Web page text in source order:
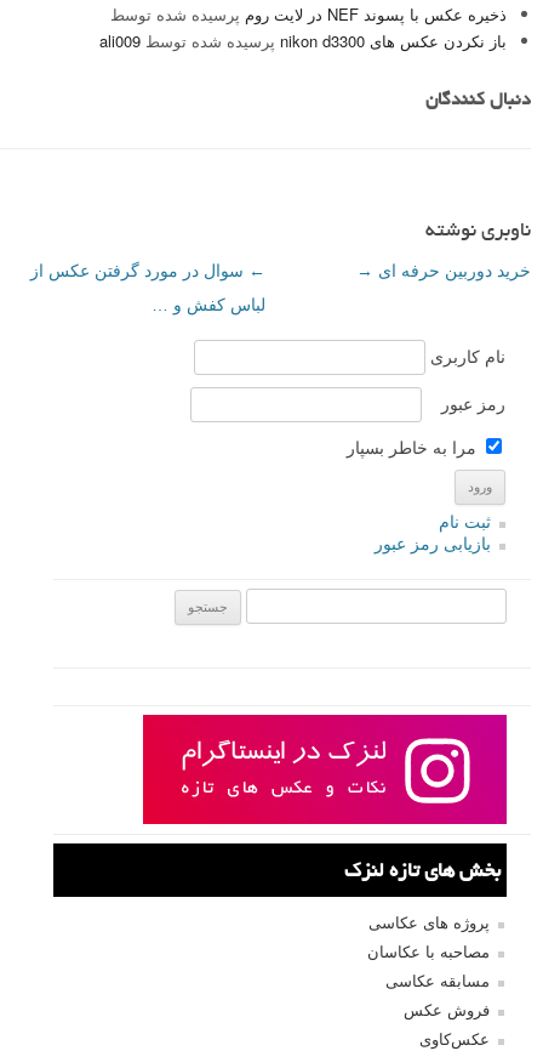
ذخیره عکس با پسوند NEF در لایت روم
پرسیده شده توسط
باز نکردن عکس های nikon d3300
پرسیده شده توسط ali009
دنبال کنندگان
ناوبری نوشته
← سوال در مورد گرفتن عکس از
لباس کفش و …
خرید دوربین حرفه ای →
نام کاربری
رمز عبور
مرا به خاطر بسپار
ثبت نام
بازیابی رمز عبور
بخش های تازه لنزک
پروژه های عکاسی
مصاحبه با عکاسان
مسابقه عکاسی
فروش عکس
عکس‌کاوی